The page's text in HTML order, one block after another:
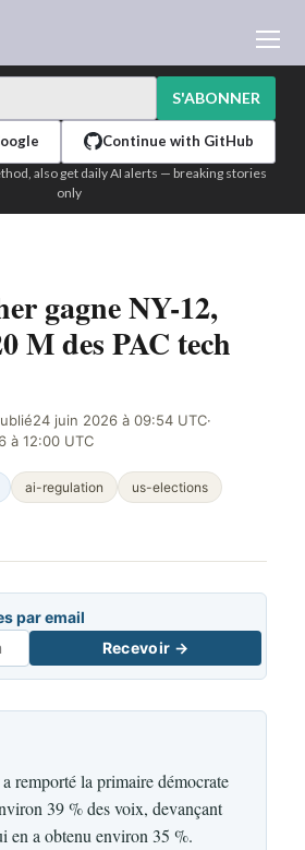
APPRENDRE L'IA
L'ACTU IA DU JOUR
TEST EDITION BUILDER
CONNEXION
S'ABONNER
Continue with GitHub
also get daily AI alerts — breaking stories
only
gagne NY-12,
M des PAC tech
24 juin 2026 à 09:54 UTC·
à 12:00 UTC
ai-regulation
us-elections
par email
Recevoir →
remporté la primaire démocrate
39 % des voix, devançant
en a obtenu environ 35 %.